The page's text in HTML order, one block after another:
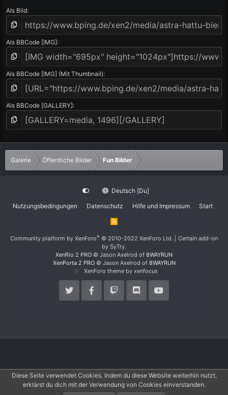
Als Bild
Als BBCode [IMG]
Als BBCode [IMG] (Mit Thumbnail)
Als BBCode [GALLERY]
Galerie Öffentliche Bilder Fun Bilder
Deutsch [Du]
Nutzungsbedingungen
Datenschutz Hilfe und Impressum Start
R
Community platform by XenForo® © 2010-2022 XenForo Ltd.
Certain add-on
by SyTry.
XenRio 2 PRO © Jason Axelrod of 8WAYRUN
XenPorta 2 PRO© Jason Axelrod of 8WAYRUN
XenForo theme by xenfocus
Diese Seite verwendet Cookies. Indem du diese Website weiterhin nutzt,
erklärst du dich mit der Verwendung von Cookies einverstanden.